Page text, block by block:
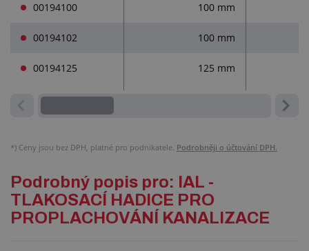
00194100 100 mm
00194102 100 mm
00194125 125 mm
*) Ceny jsou bez DPH, platné pro podnikatele. Podrobněji o účtování DPH.
Podrobný popis pro: IAL -
TLAKOSACÍ HADICE PRO
PROPLACHOVÁNÍ KANALIZACE